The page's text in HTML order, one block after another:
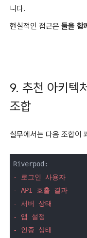
니다.
현실적인 접근은 둘을 함
9. 추천 아키
조합
실무에서는 다음 조합이
- 로그인 사용자
- API 호출 결과
- 서버 상태
- 앱 설정
- 인증 상태